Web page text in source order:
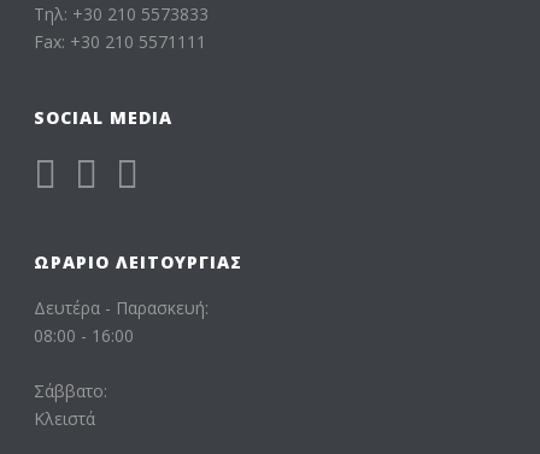
Τηλ: +30 210 5573833
Fax: +30 210 5571111
SOCIAL MEDIA
ΩΡΆΡΙΟ ΛΕΙΤΟΥΡΓΊΑΣ
Δευτέρα - Παρασκευή:
08:00 - 16:00
Σάββατο:
Κλειστά